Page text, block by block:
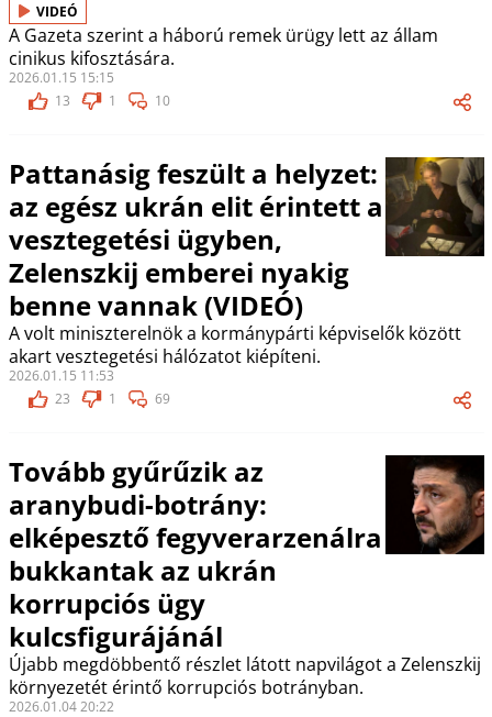
VIDEÓ
A Gazeta szerint a háború remek ürügy lett az állam
cinikus kifosztására.
2026.01.15 15:15
13
1 10
Pattanásig feszült a helyzet:
az egész ukrán elit érintett a
vesztegetési ügyben,
Zelenszkij emberei nyakig
benne vannak (VIDEÓ)
A volt miniszterelnök a kormánypárti képviselők között
akart vesztegetési hálózatot kiépíteni.
2026.01.15 11:53
23
1 69
Tovább gyűrűzik az
aranybudi-botrány:
elképesztő fegyverarzenálra
bukkantak az ukrán
korrupciós ügy
kulcsfigurájánál
Újabb megdöbbentő részlet látott napvilágot a Zelenszkij
környezetét érintő korrupciós botrányban.
2026.01.04 20:22